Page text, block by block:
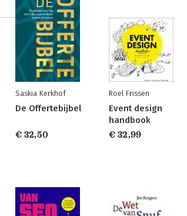
Saskia Kerkhof
De Offertebijbel
€ 32,50
Roel Frissen
Event design
handbook
€ 32,99